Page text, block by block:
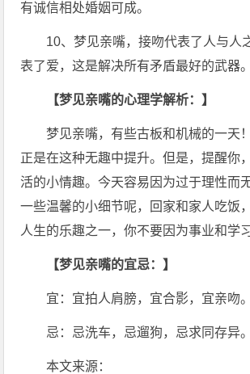
有诚信相处婚姻可成。
10、梦见亲嘴，接吻代表了人与人
表了爱，这是解决所有矛盾最好的武器。
【梦见亲嘴的心理学解析：】
梦见亲嘴，有些古板和机械的一天
正是在这种无趣中提升。但是，提醒你
活的小情趣。今天容易因为过于理性而
一些温馨的小细节呢，回家和家人吃饭
人生的乐趣之一，你不要因为事业和学
【梦见亲嘴的宜忌：】
宜：宜拍人肩膀，宜合影，宜亲吻。
忌：忌洗车，忌遛狗，忌求同存异。
本文来源：